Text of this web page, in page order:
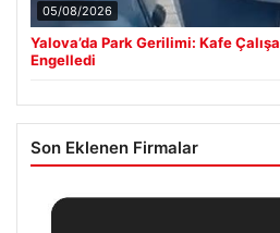
05/08/2026
Yalova’da Park Gerilimi: Kafe
Engelledi
Son Eklenen Firmalar